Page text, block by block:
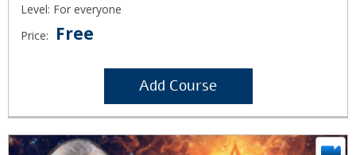
Level: For everyone
Price:
Free
Add Course